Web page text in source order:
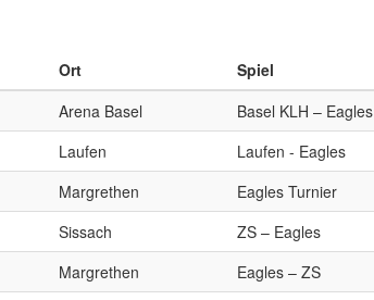
Ort Spiel
Arena Basel Basel KLH – Eagles
Laufen Laufen - Eagles
Margrethen Eagles Turnier
Sissach ZS – Eagles
Margrethen Eagles – ZS